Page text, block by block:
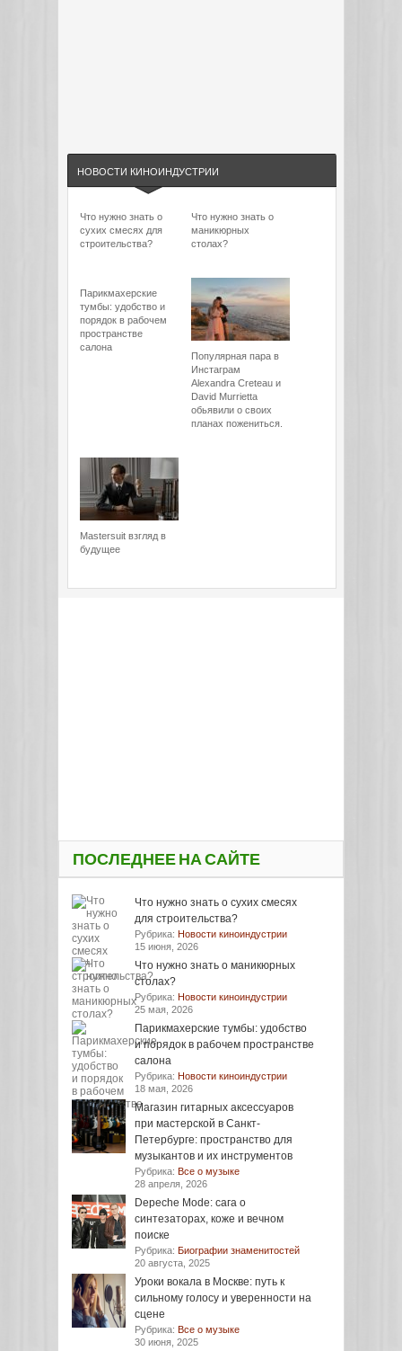
НОВОСТИ КИНОИНДУСТРИИ
Что нужно знать о
сухих смесях для
строительства?
Что нужно знать о
маникюрных
столах?
Парикмахерские
тумбы: удобство и
порядок в рабочем
пространстве
салона
Популярная пара в
Инстаграм
Alexandra Creteau и
David Murrietta
обьявили о своих
планах пожениться.
Mastersuit взгляд в
будущее
ПОСЛЕДНЕЕ НА САЙТЕ
Что нужно знать о сухих смесях
для строительства?
Рубрика: Новости киноиндустрии
15 июня, 2026
Что нужно знать о маникюрных
столах?
Рубрика: Новости киноиндустрии
25 мая, 2026
Парикмахерские тумбы: удобство
и порядок в рабочем пространстве
салона
Рубрика: Новости киноиндустрии
18 мая, 2026
Магазин гитарных аксессуаров
при мастерской в Санкт-
Петербурге: пространство для
музыкантов и их инструментов
Рубрика: Все о музыке
28 апреля, 2026
Depeche Mode: сага о
синтезаторах, коже и вечном
поиске
Рубрика: Биографии знаменитостей
20 августа, 2025
Уроки вокала в Москве: путь к
сильному голосу и уверенности на
сцене
Рубрика: Все о музыке
30 июня, 2025